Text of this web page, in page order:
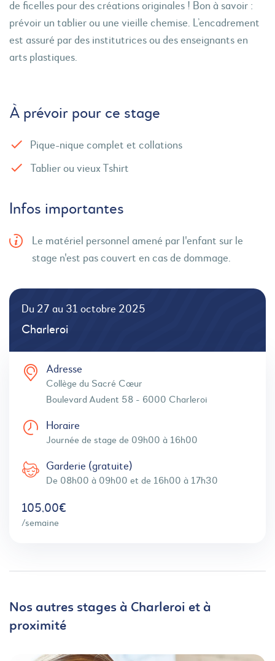
de ficelles pour des créations originales ! Bon à savoir :
prévoir un tablier ou une vieille chemise. L’encadrement
est assuré par des institutrices ou des enseignants en
arts plastiques.
À prévoir pour ce stage
Pique-nique complet et collations
Tablier ou vieux Tshirt
Infos importantes
Le matériel personnel amené par l'enfant sur le
stage n'est pas couvert en cas de dommage.
Du 27 au 31 octobre 2025
Charleroi
Adresse
Collège du Sacré Cœur
Boulevard Audent 58 - 6000 Charleroi
Horaire
Journée de stage de 09h00 à 16h00
Garderie (gratuite)
De 08h00 à 09h00 et de 16h00 à 17h30
105,00€
/semaine
Nos autres stages à Charleroi et à
proximité